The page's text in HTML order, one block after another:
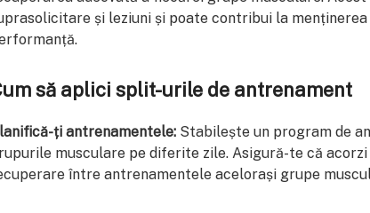
și leziuni și poate contribui la
să aplici split-urile de antrenament
ți antrenamentele: Stabilește un program de
musculare pe diferite zile. Asigură-te că
între antrenamentele acelorași grupe